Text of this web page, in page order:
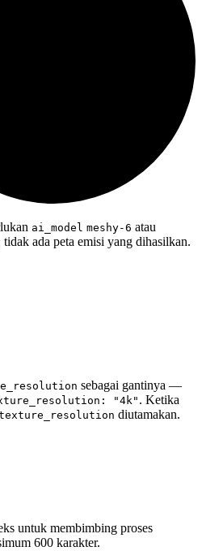
ai_model meshy-6 atau
tidak ada peta emisi yang dihasilkan.
sebagai gantinya —
"4k" . Ketika
diutamakan.
untuk membimbing proses
600 karakter.